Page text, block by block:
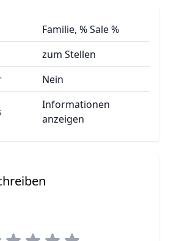
Familie, % Sale %
zum Stellen
Nein
Informationen
anzeigen